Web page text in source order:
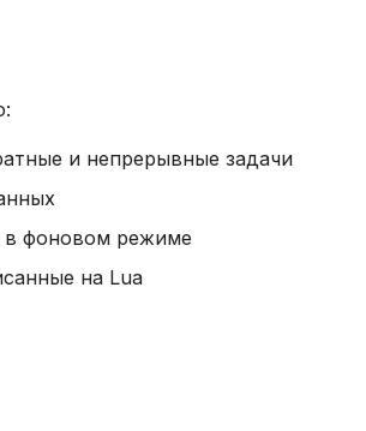
и непрерывные задачи
в фоновом режиме
на Lua